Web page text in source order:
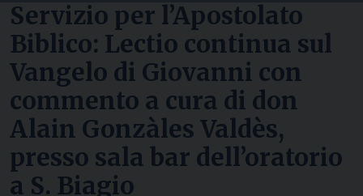
Servizio per l’Apostolato
Biblico: Lectio continua sul
Vangelo di Giovanni con
commento a cura di don
Alain Gonzàles Valdès,
presso sala bar dell’oratorio
a S. Biagio